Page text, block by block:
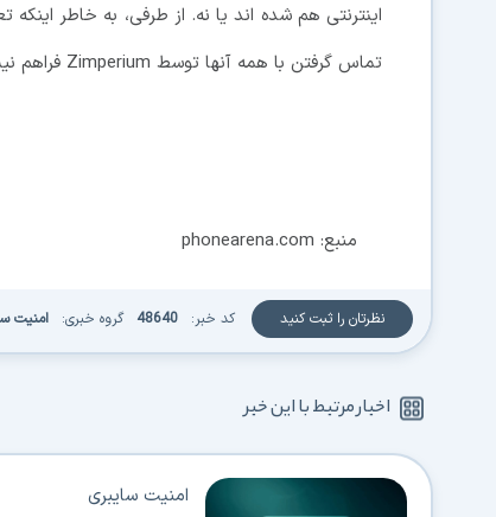
اینترنتی هم شده اند یا نه. از طرفی، به خاطر
تماس گرفتن با همه آنها توسط Zimperium فراهم نیست.
منبع: phonearena.com
نظرتان را ثبت کنید کد خبر: 48640 گروه خبری: امنیت
اخبار مرتبط با این خبر
امنیت سایبری